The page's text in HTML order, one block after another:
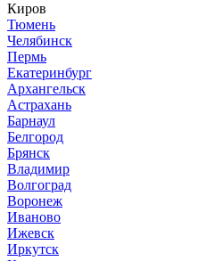
Киров
Тюмень
Челябинск
Пермь
Екатеринбург
Архангельск
Астрахань
Барнаул
Белгород
Брянск
Владимир
Волгоград
Воронеж
Иваново
Ижевск
Иркутск